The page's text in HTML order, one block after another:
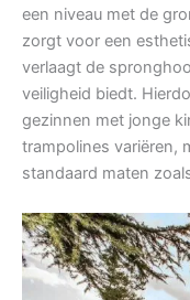
een niveau met de
zorgt voor een
verlaagt de
veiligheid biedt.
gezinnen met jonge
trampolines variëren,
standaard maten